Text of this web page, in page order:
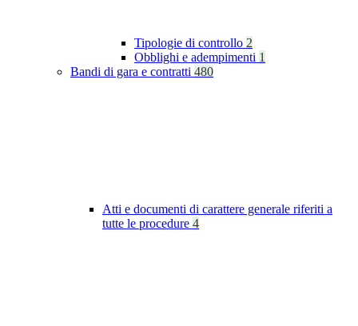
Tipologie di controllo 2
Obblighi e adempimenti 1
Bandi di gara e contratti 480
Atti e documenti di carattere generale riferiti a
tutte le procedure 4